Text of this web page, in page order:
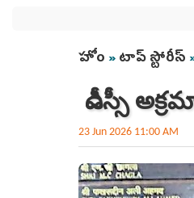
You are here
హోం »టాప్ స్టోరీస్
డీఎస్సీ
23 Jun 2026 11:00 AM